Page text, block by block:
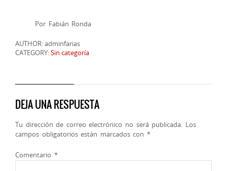
Por Fabián Ronda
AUTHOR: adminfarias
CATEGORY:Sin categoría
DEJA UNA RESPUESTA
Tu dirección de correo electrónico no será publicada. Los
campos obligatorios están marcados con *
Comentario *